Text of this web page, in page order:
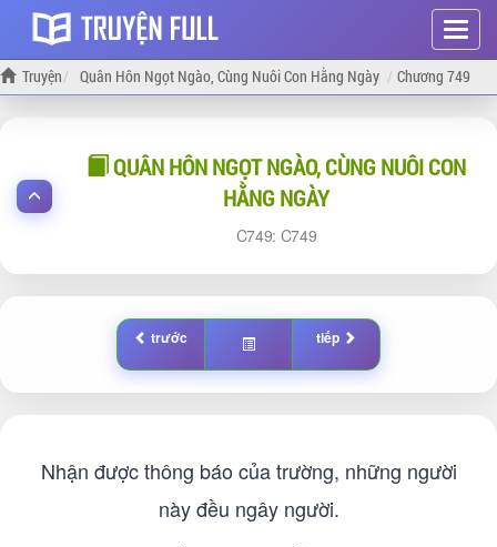
Hiện
menu
Truyện Quân Hôn Ngọt Ngào, Cùng Nuôi Con Hằng Ngày Chương 749
QUÂN HÔN NGỌT NGÀO, CÙNG NUÔI CON
HẰNG NGÀY
749: 749
trước tiếp
Nhận được thông báo của trường, những người
này đều ngây người.